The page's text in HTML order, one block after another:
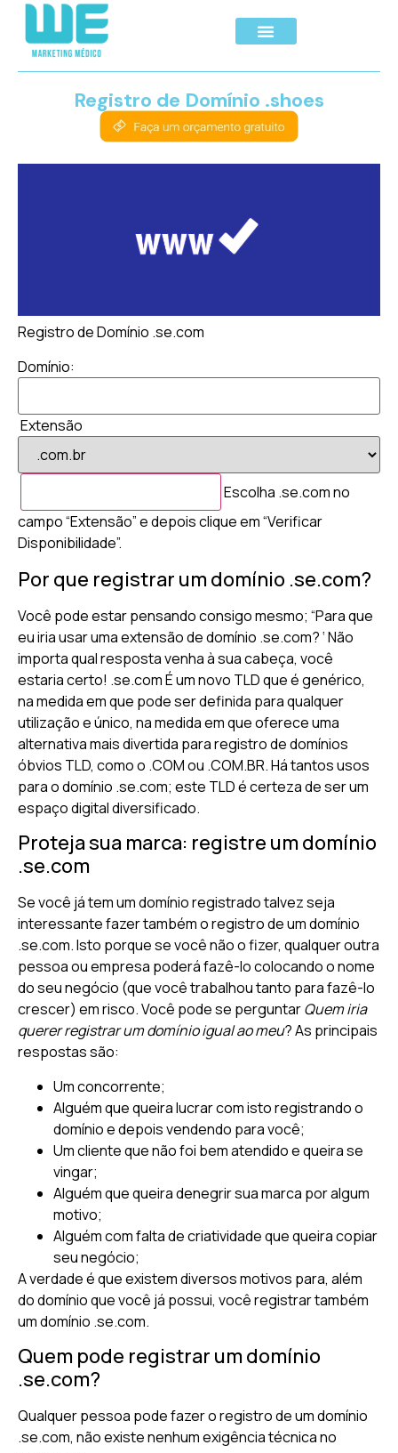
Registro de Domínio .shoes
Registro de Domínio .se.com
Domínio:
Extensão
Escolha .se.com no
campo “Extensão” e depois clique em “Verificar
Disponibilidade”.
Por que registrar um domínio .se.com?
Você pode estar pensando consigo mesmo; “Para que
eu iria usar uma extensão de domínio .se.com? ‘ Não
importa qual resposta venha à sua cabeça, você
estaria certo! .se.com É um novo TLD que é genérico,
na medida em que pode ser definida para qualquer
utilização e único, na medida em que oferece uma
alternativa mais divertida para registro de domínios
óbvios TLD, como o .COM ou .COM.BR. Há tantos usos
para o domínio .se.com; este TLD é certeza de ser um
espaço digital diversificado.
Proteja sua marca: registre um domínio
.se.com
Se você já tem um domínio registrado talvez seja
interessante fazer também o registro de um domínio
.se.com. Isto porque se você não o fizer, qualquer outra
pessoa ou empresa poderá fazê-lo colocando o nome
do seu negócio (que você trabalhou tanto para fazê-lo
crescer) em risco. Você pode se perguntarQuem iria
querer registrar um domínio igual ao meu? As principais
respostas são:
Um concorrente;
Alguém que queira lucrar com isto registrando o
domínio e depois vendendo para você;
Um cliente que não foi bem atendido e queira se
vingar;
Alguém que queira denegrir sua marca por algum
motivo;
Alguém com falta de criatividade que queira copiar
seu negócio;
A verdade é que existem diversos motivos para, além
do domínio que você já possui, você registrar também
um domínio .se.com.
Quem pode registrar um domínio
.se.com?
Qualquer pessoa pode fazer o registro de um domínio
.se.com, não existe nenhum exigência técnica no